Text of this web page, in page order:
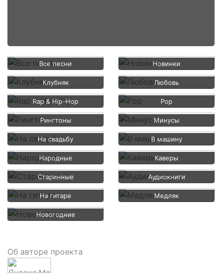
Все песни Новинки
Клубняк Любовь
Rap & Hip-Hop Pop
Рингтоны Минусы
На свадьбу В машину
Народные Каверы
Старинные Аудиокниги
На гитаре Медляк
Новогодние
Об авторе проекта